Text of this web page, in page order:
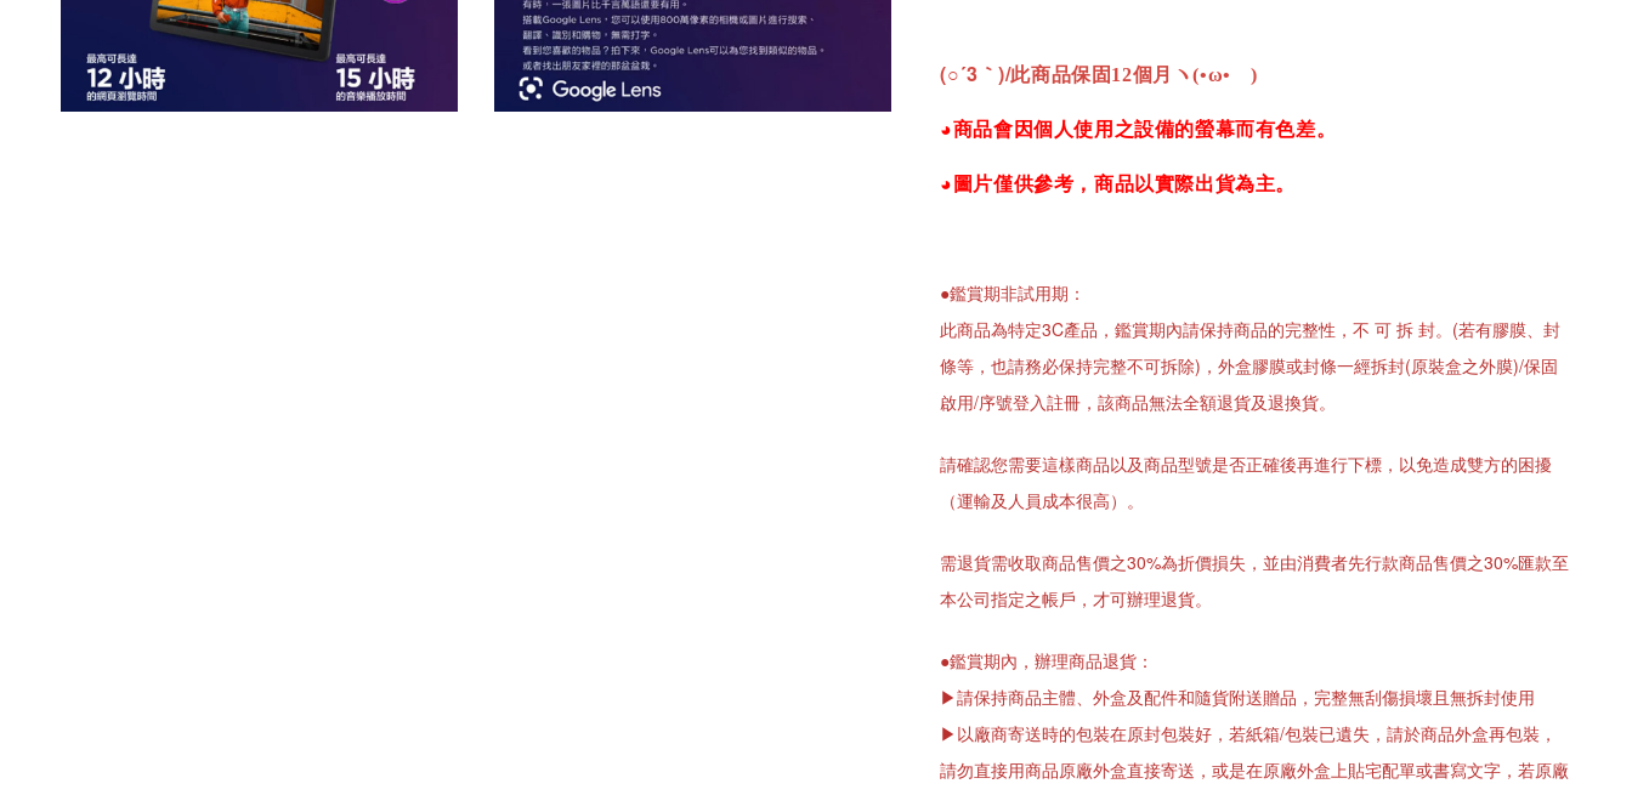
(○´3｀)/此商品保固12個月ヽ(•ω•ゞ)
◕商品會因個人使用之設備的螢幕而有色差。
◕圖片僅供參考，商品以實際出貨為主。
●鑑賞期非試用期：
此商品為特定3C產品，鑑賞期內請保持商品的完整性，不 可 拆 封。(若有膠膜、封
條等，也請務必保持完整不可拆除)，外盒膠膜或封條一經拆封(原裝盒之外膜)/保固
啟用/序號登入註冊，該商品無法全額退貨及退換貨。
請確認您需要這樣商品以及商品型號是否正確後再進行下標，以免造成雙方的困擾
（運輸及人員成本很高）。
需退貨需收取商品售價之30%為折價損失，並由消費者先行款商品售價之30%匯款至
本公司指定之帳戶，才可辦理退貨。
●鑑賞期內，辦理商品退貨：
▶請保持商品主體、外盒及配件和隨貨附送贈品，完整無刮傷損壞且無拆封使用
▶以廠商寄送時的包裝在原封包裝好，若紙箱/包裝已遺失，請於商品外盒再包裝，
請勿直接用商品原廠外盒直接寄送，或是在原廠外盒上貼宅配單或書寫文字，若原廠